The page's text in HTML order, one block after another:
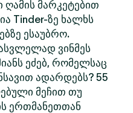
მარკეტებით
Tinder-ზე ხალხს
ესაუბრო.
ვინმეს
ეძებ, რომელსაც
ადარდებს? 55
მეჩით თუ
ერთმანეთთან